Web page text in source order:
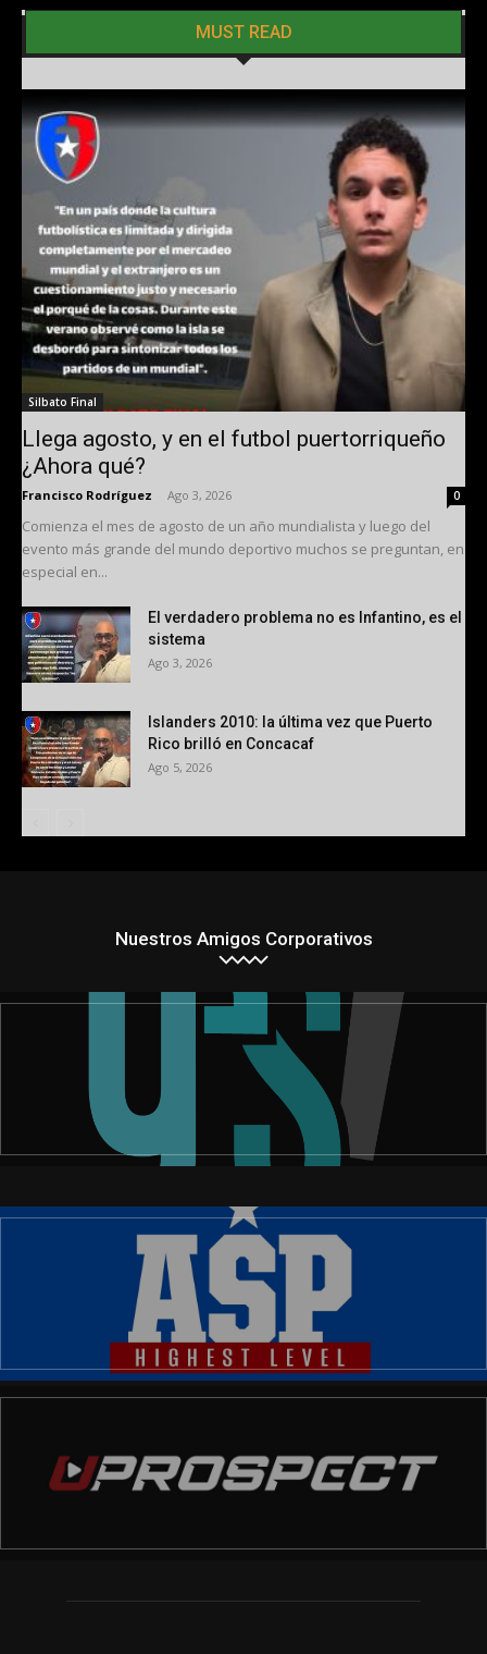
MUST READ
Silbato Final
Llega agosto, y en el futbol puertorriqueño
¿Ahora qué?
Francisco Rodríguez Ago 3, 2026 0
Comienza el mes de agosto de un año mundialista y luego del
evento más grande del mundo deportivo muchos se preguntan, en
especial en...
El verdadero problema no es Infantino, es el
sistema
Ago 3, 2026
Islanders 2010: la última vez que Puerto
Rico brilló en Concacaf
Ago 5, 2026
Nuestros Amigos Corporativos